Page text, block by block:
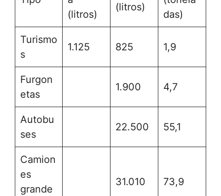
(litros)
(litros)
das)
Turismo
s
1.125 825 1,9
Furgon
etas
1.900 4,7
Autobu
ses
22.500 55,1
Camion
es
grande
31.010 73,9